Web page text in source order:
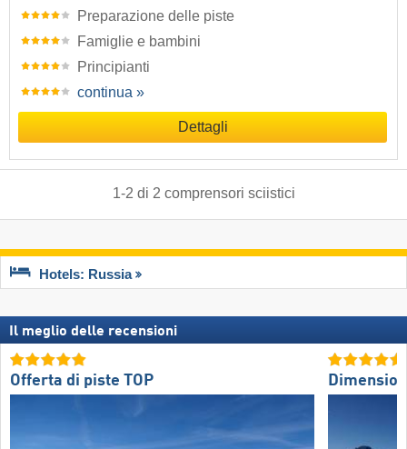
Preparazione delle piste
Famiglie e bambini
Principianti
continua »
Dettagli
1-2 di 2 comprensori sciistici
Hotels: Russia
Il meglio delle recensioni
Offerta di piste TOP